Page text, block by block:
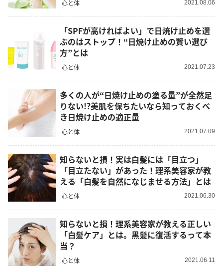
心と体 2021.08.06
「SPFが高ければよい」で日焼け止めを選
ぶのはストップ！“日焼け止めの賢い選び
方”とは
心と体 2021.07.23
多くの人が“日焼け止めの塗る量”が全然足
りない!?美肌を保ちたいなら知っておくべ
き日焼け止めの適正量
心と体 2021.07.09
知らないと損！実は白髪には「目立つ」
「目立たない」があった！理系美容家が教
える「白髪を自然になじませる方法」とは
心と体 2021.06.30
知らないと損！理系美容家が教える正しい
「白髪ケア」とは。黒髪に復活するって本
当？
心と体 2021.06.11